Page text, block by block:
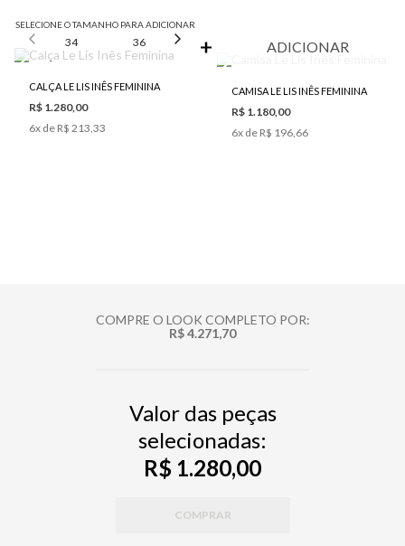
SELECIONE O TAMANHO PARA ADICIONAR
34 36 38 40 42
CALÇA LE LIS INÊS FEMININA
R$ 1.280,00
6x de R$ 213,33
ADICIONAR
CAMISA LE LIS INÊS FEMININA
R$ 1.180,00
6x de R$ 196,66
COMPRE O LOOK COMPLETO POR:
R$ 4.271,70
Valor das peças
selecionadas:
R$ 1.280,00
COMPRAR